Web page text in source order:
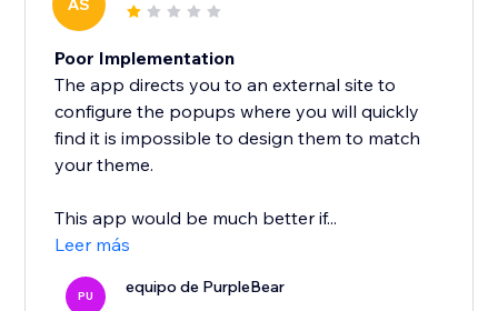
AS
Poor Implementation
The app directs you to an external site to
configure the popups where you will quickly
find it is impossible to design them to match
your theme.
This app would be much better if...
Leer más
PU equipo de PurpleBear